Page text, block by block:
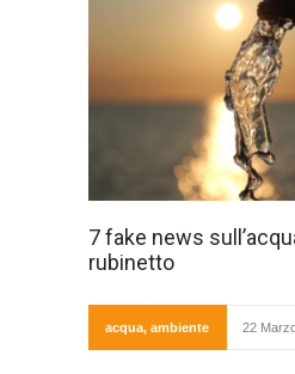
7 fake news
rubinetto
acqua, ambiente 22